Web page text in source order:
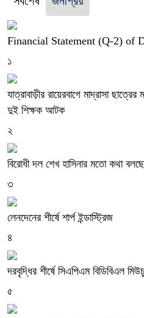
Financial Statement (Q-2) of
১
যাত্রাবাড়ীর রায়েরবাগে মাদ্রাসা
দুই শিক্ষক আটক
২
বিরোধী দল শেখ হাসিনার মতো কথা
৩
লেনদেনের শীর্ষে শার্প ইন্ডাস্ট্রিজ
৪
দরবৃদ্ধির শীর্ষে সিএপিএম বিডিবিএল
৫